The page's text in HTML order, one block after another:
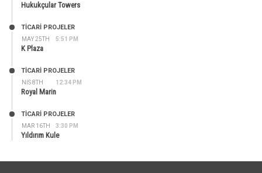
Hukukçular Towers
MAY 25TH 5:51 PM
TİCARİ PROJELER
K Plaza
NIS 8TH 12:34 PM
TİCARİ PROJELER
Royal Marin
MAR 16TH 3:30 PM
TİCARİ PROJELER
Yıldırım Kule